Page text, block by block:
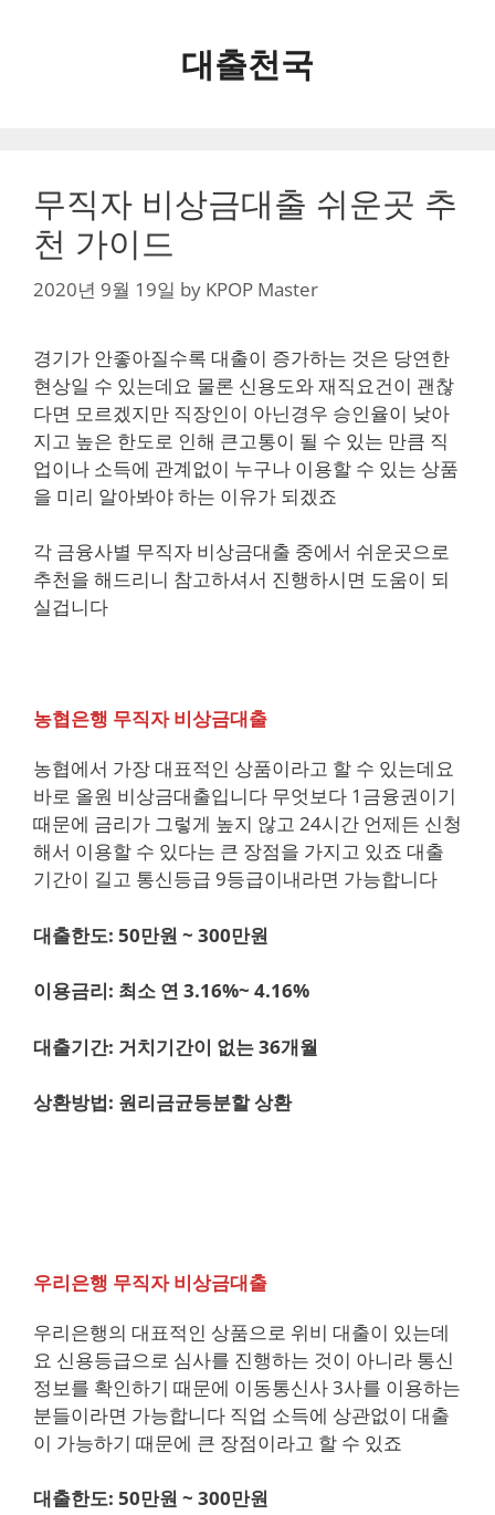
대출천국
무직자 비상금대출 쉬운곳 추
천 가이드
2020년 9월 19일 by KPOP Master
경기가 안좋아질수록 대출이 증가하는 것은 당연한
현상일 수 있는데요 물론 신용도와 재직요건이 괜찮
다면 모르겠지만 직장인이 아닌경우 승인율이 낮아
지고 높은 한도로 인해 큰고통이 될 수 있는 만큼 직
업이나 소득에 관계없이 누구나 이용할 수 있는 상품
을 미리 알아봐야 하는 이유가 되겠죠
각 금융사별 무직자 비상금대출 중에서 쉬운곳으로
추천을 해드리니 참고하셔서 진행하시면 도움이 되
실겁니다
농협은행 무직자 비상금대출
농협에서 가장 대표적인 상품이라고 할 수 있는데요
바로 올원 비상금대출입니다 무엇보다 1금융권이기
때문에 금리가 그렇게 높지 않고 24시간 언제든 신청
해서 이용할 수 있다는 큰 장점을 가지고 있죠 대출
기간이 길고 통신등급 9등급이내라면 가능합니다
대출한도: 50만원 ~ 300만원
이용금리: 최소 연 3.16%~ 4.16%
대출기간: 거치기간이 없는 36개월
상환방법: 원리금균등분할 상환
우리은행 무직자 비상금대출
우리은행의 대표적인 상품으로 위비 대출이 있는데
요 신용등급으로 심사를 진행하는 것이 아니라 통신
정보를 확인하기 때문에 이동통신사 3사를 이용하는
분들이라면 가능합니다 직업 소득에 상관없이 대출
이 가능하기 때문에 큰 장점이라고 할 수 있죠
대출한도: 50만원 ~ 300만원